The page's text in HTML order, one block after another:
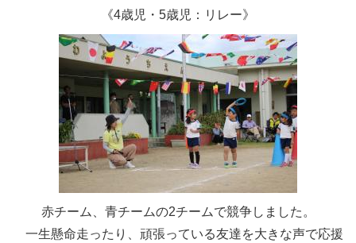
《4歳児・5歳児：リレー》
赤チーム、青チームの2チームで競争しました。
一生懸命走ったり、頑張っている友達を大きな声で応援